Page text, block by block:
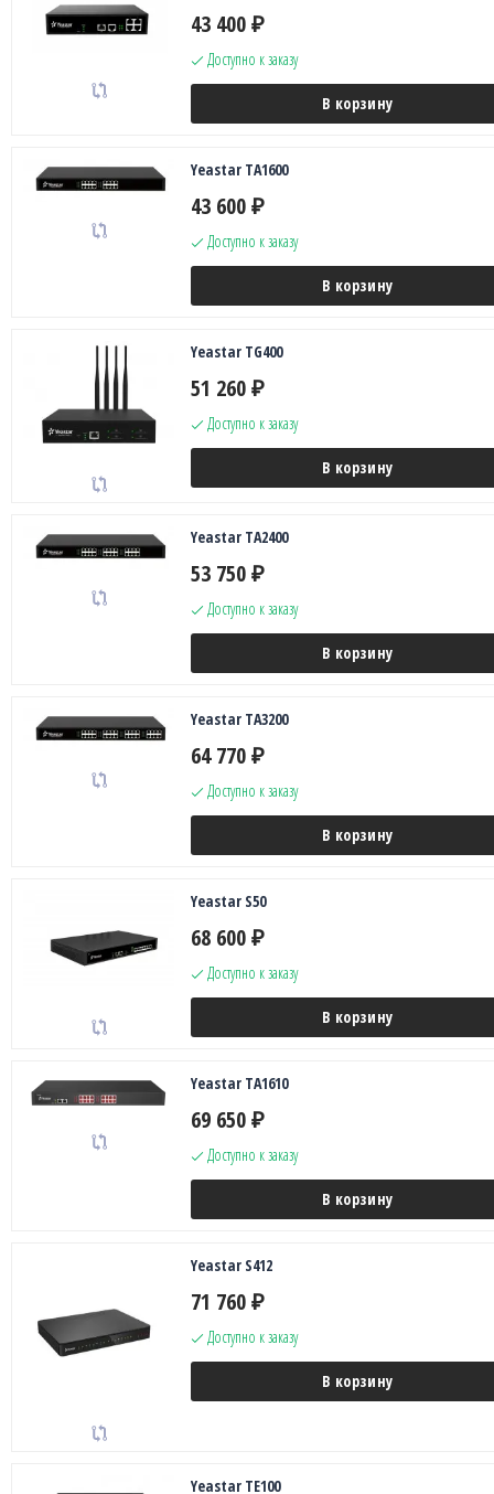
43 400 ₽
Доступно к заказу
В корзину
Yeastar TA1600
43 600 ₽
Доступно к заказу
В корзину
Yeastar TG400
51 260 ₽
Доступно к заказу
В корзину
Yeastar TA2400
53 750 ₽
Доступно к заказу
В корзину
Yeastar TA3200
64 770 ₽
Доступно к заказу
В корзину
Yeastar S50
68 600 ₽
Доступно к заказу
В корзину
Yeastar TA1610
69 650 ₽
Доступно к заказу
В корзину
Yeastar S412
71 760 ₽
Доступно к заказу
В корзину
Yeastar TE100